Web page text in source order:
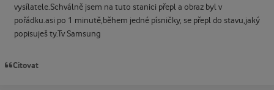
vysílatele.Schválně jsem na tuto stanici přepl a obraz byl v
pořádku.asi po 1 minutě,během jedné písničky, se přepl do stavu,jaký
popisuješ ty.Tv Samsung
Citovat